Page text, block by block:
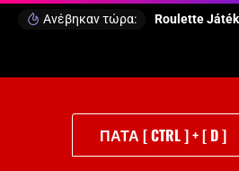
Ανέβηκαν τώρα: Roulette
ΠΑΤΑ [ CTRL ] + [ D ]